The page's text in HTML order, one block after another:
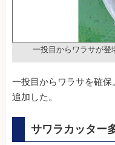
一投目からワラサが登
一投目からワラサを確
追加した。
サワラカッター